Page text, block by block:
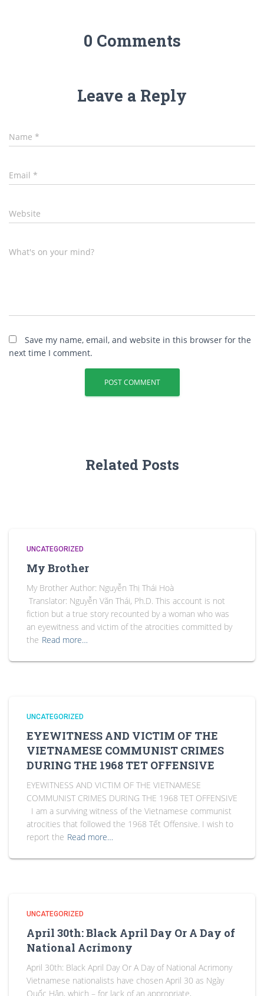
0 Comments
Leave a Reply
Name *
Email *
Website
What's on your mind?
Save my name, email, and website in this browser for the
next time I comment.
Related Posts
UNCATEGORIZED
My Brother
My Brother Author: Nguyễn Thị Thái Hoà
Translator: Nguyễn Văn Thái, Ph.D. This account is not
fiction but a true story recounted by a woman who was
an eyewitness and victim of the atrocities committed by
the Read more…
UNCATEGORIZED
EYEWITNESS AND VICTIM OF THE
VIETNAMESE COMMUNIST CRIMES
DURING THE 1968 TET OFFENSIVE
EYEWITNESS AND VICTIM OF THE VIETNAMESE
COMMUNIST CRIMES DURING THE 1968 TET OFFENSIVE
I am a surviving witness of the Vietnamese communist
atrocities that followed the 1968 Tết Offensive. I wish to
report the Read more…
UNCATEGORIZED
April 30th: Black April Day Or A Day of
National Acrimony
April 30th: Black April Day Or A Day of National Acrimony
Vietnamese nationalists have chosen April 30 as Ngày
Quốc Hận, which – for lack of an appropriate,